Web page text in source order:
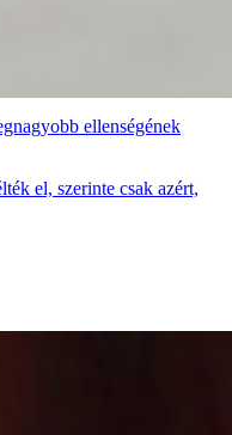
ellenségének
el, szerinte csak azért,